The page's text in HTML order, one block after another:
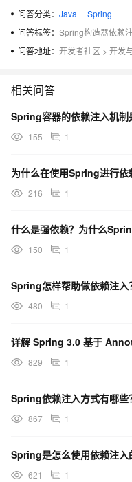
问答分类： Java
Spring
问答标签： Spring构造器依赖
问答地址： 开发者社区 > 开发
相关问答
Spring容器的依赖注入机制
155 1
216 1
什么是强依赖？为什么
150 1
Spring怎样帮助做依赖注入
480 1
详解 Spring 3.0 基于
829 1
Spring依赖注入方式有哪些
867 1
Spring是怎么使用依赖注入
621 1